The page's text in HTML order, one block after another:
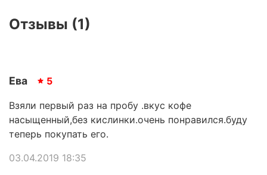
Отзывы (1)
Ева 5
Взяли первый раз на пробу .вкус кофе
насыщенный,без кислинки.очень понравился.буду
теперь покупать его.
03.04.2019 18:35